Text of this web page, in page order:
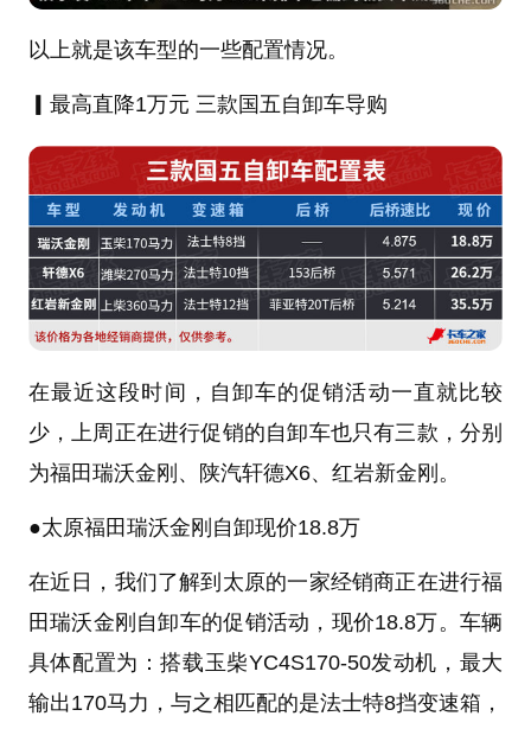
以上就是该车型的一些配置情况。
最高直降1万元 三款国五自卸车导购
在最近这段时间，自卸车的促销活动一直就比较
少，上周正在进行促销的自卸车也只有三款，分别
为福田瑞沃金刚、陕汽轩德X6、红岩新金刚 。
●太原福田瑞沃金刚自卸现价18.8万
在近日，我们了解到太原的一家经销商正在进行福
田瑞沃金刚自卸车的促销活动，现价18.8万。车辆
具体配置为：搭载玉柴YC4S170-50发动机，最大
输出170马力，与之相匹配的是法士特8挡变速箱，